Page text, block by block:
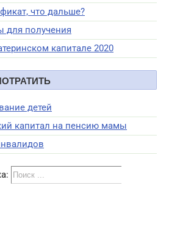
что дальше?
для получения
капитале 2020
детей
капитал на пенсию мамы